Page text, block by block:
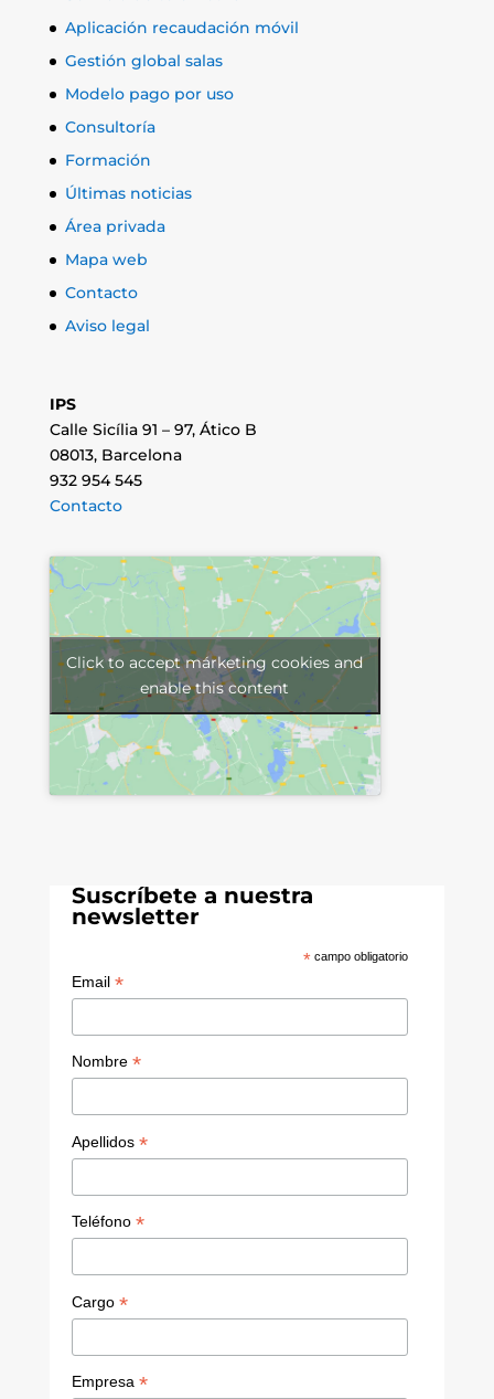
Aplicación recaudación móvil
Gestión global salas
Modelo pago por uso
Consultoría
Formación
Últimas noticias
Área privada
Mapa web
Contacto
Aviso legal
IPS
Calle Sicília 91 – 97, Ático B
08013, Barcelona
932 954 545
Contacto
Click to accept márketing cookies and
enable this content
Suscríbete a nuestra
newsletter
* campo obligatorio
Email *
Nombre *
Apellidos *
Teléfono *
Cargo *
Empresa *